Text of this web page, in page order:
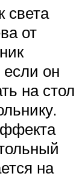
света
от
если он
на стол
на